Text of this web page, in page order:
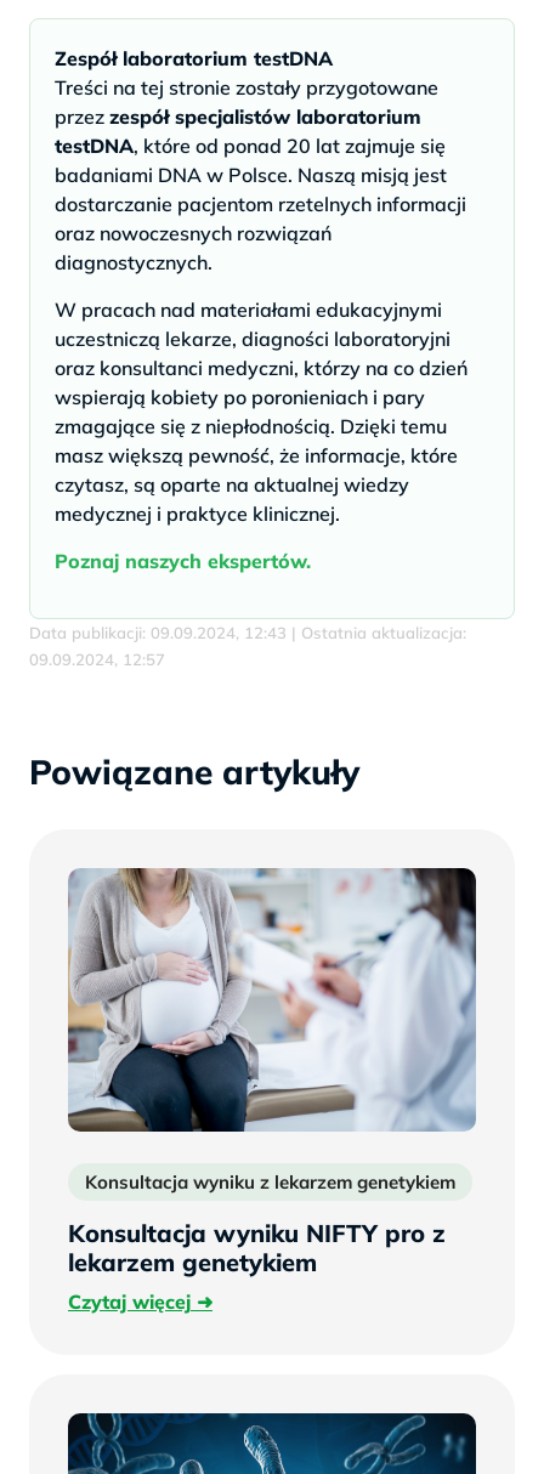
Zespół laboratorium testDNA
Treści na tej stronie zostały przygotowane
przez zespół specjalistów laboratorium
testDNA, które od ponad 20 lat zajmuje się
badaniami DNA w Polsce. Naszą misją jest
dostarczanie pacjentom rzetelnych informacji
oraz nowoczesnych rozwiązań
diagnostycznych.
W pracach nad materiałami edukacyjnymi
uczestniczą lekarze, diagności laboratoryjni
oraz konsultanci medyczni, którzy na co dzień
wspierają kobiety po poronieniach i pary
zmagające się z niepłodnością. Dzięki temu
masz większą pewność, że informacje, które
czytasz, są oparte na aktualnej wiedzy
medycznej i praktyce klinicznej.
Poznaj naszych ekspertów.
Data publikacji: 09.09.2024, 12:43 | Ostatnia aktualizacja:
09.09.2024, 12:57
Powiązane artykuły
Konsultacja wyniku z lekarzem genetykiem
Konsultacja wyniku NIFTY pro z
lekarzem genetykiem
Czytaj więcejCzytaj